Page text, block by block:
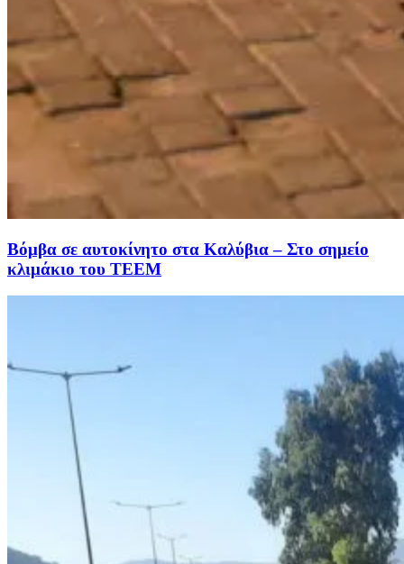
Βόμβα σε αυτοκίνητο στα Καλύβια – Στο σημείο
κλιμάκιο του ΤΕΕΜ